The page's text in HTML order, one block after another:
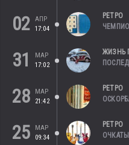
02
АПР
17:04
РЕТРО
31
МАР
17:02
ЖИЗНЬ
28
МАР
21:42
РЕТРО
25
МАР
09:34
РЕТРО